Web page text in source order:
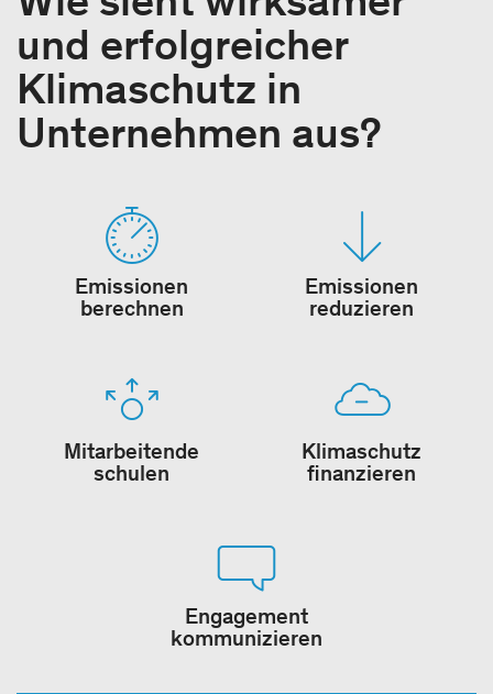
und erfolgreicher
Klimaschutz in
Unternehmen aus?
Emissionen
berechnen
Emissionen
reduzieren
Mitarbeitende
schulen
Klimaschutz
finanzieren
Engagement
kommunizieren